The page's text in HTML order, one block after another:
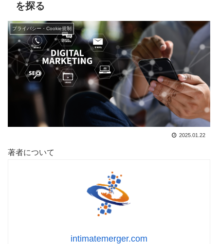
を探る
プライバシー・Cookie規制
2025.01.22
著者について
intimatemerger.com